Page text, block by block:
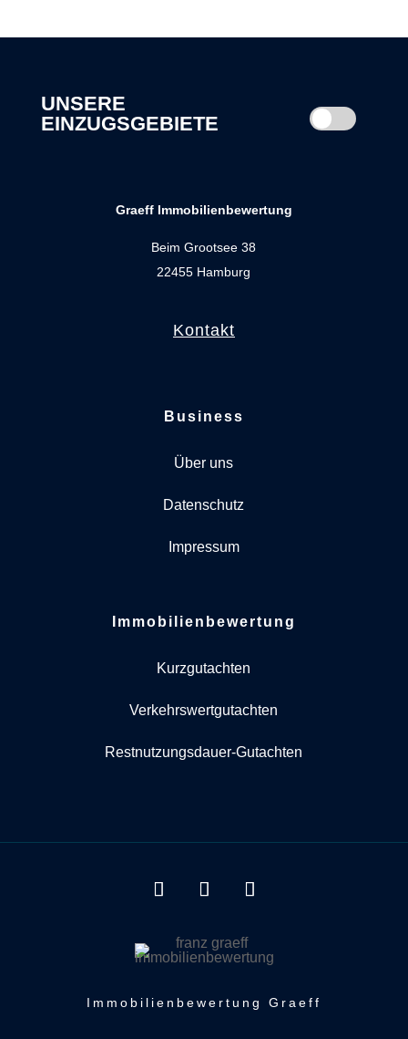
UNSERE
EINZUGSGEBIETE
Graeff Immobilienbewertung
Beim Grootsee 38
22455 Hamburg
Kontakt
Business
Über uns
Datenschutz
Impressum
Immobilienbewertung
Kurzgutachten
Verkehrswertgutachten
Restnutzungsdauer-Gutachten
Immobilienbewertung Graeff